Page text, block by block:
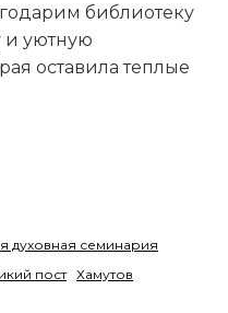
библиотеку
и уютную
оставила теплые
духовная семинария
пост Хамутов